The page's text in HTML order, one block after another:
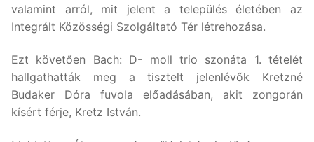
valamint arról, mit jelent a település életében az
Integrált Közösségi Szolgáltató Tér létrehozása.
Ezt követően Bach: D- moll trio szonáta 1. tételét
hallgathatták meg a tisztelt jelenlévők Kretzné
Budaker Dóra fuvola előadásában, akit zongorán
kísért férje, Kretz István.